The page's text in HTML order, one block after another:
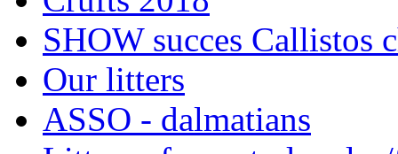
SHOW succes Callistos
Our litters
ASSO - dalmatians